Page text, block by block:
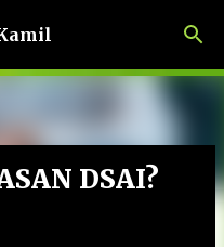
utama
DSAI?